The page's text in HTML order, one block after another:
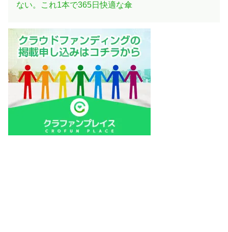
ない。これ1本で365日快適な傘